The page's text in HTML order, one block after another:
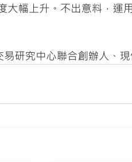
大幅上升。不出意料，運
研究中心聯合創辦人、